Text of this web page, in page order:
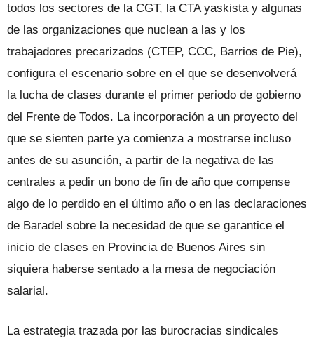
todos los sectores de la CGT, la CTA yaskista y algunas
de las organizaciones que nuclean a las y los
trabajadores precarizados (CTEP, CCC, Barrios de Pie),
configura el escenario sobre en el que se desenvolverá
la lucha de clases durante el primer periodo de gobierno
del Frente de Todos. La incorporación a un proyecto del
que se sienten parte ya comienza a mostrarse incluso
antes de su asunción, a partir de la negativa de las
centrales a pedir un bono de fin de año que compense
algo de lo perdido en el último año o en las declaraciones
de Baradel sobre la necesidad de que se garantice el
inicio de clases en Provincia de Buenos Aires sin
siquiera haberse sentado a la mesa de negociación
salarial.
La estrategia trazada por las burocracias sindicales